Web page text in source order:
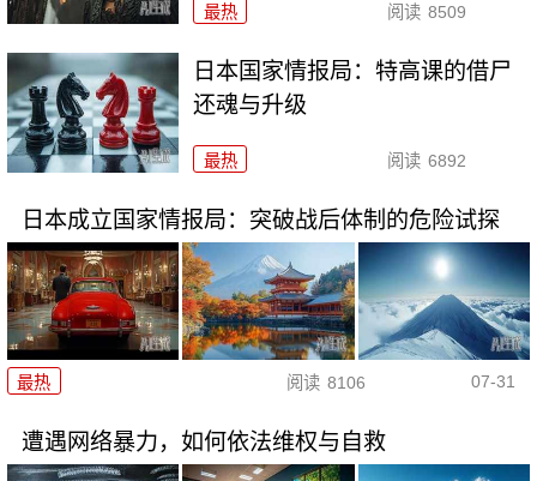
最热 阅读 8509
日本国家情报局：特高课的借尸
还魂与升级
最热 阅读 6892
日本成立国家情报局：突破战后体制的危险试探
最热 阅读 8106 07-31
遭遇网络暴力，如何依法维权与自救